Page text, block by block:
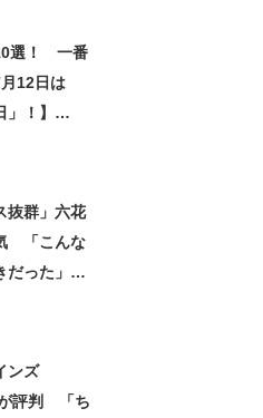
選！ 一番
12日は
！】
抜群」六花
「こんな
った」
ンズ
評判 「ち